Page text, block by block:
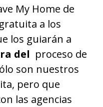
My Home de
a los
los guiarán a
del proceso de
son nuestros
pero que
las agencias